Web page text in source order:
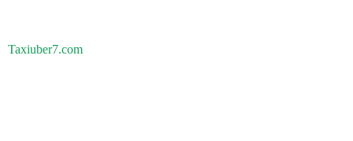
Taxiuber7.com